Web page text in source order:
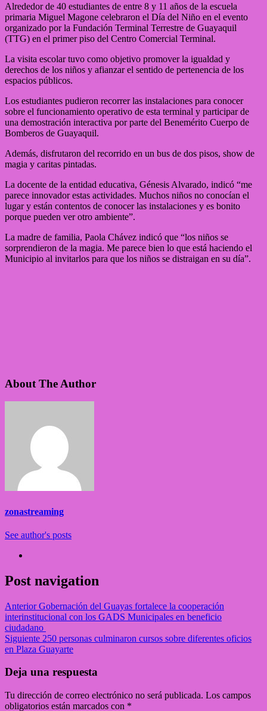
Alrededor de 40 estudiantes de entre 8 y 11 años de la escuela
primaria Miguel Magone celebraron el Día del Niño en el evento
organizado por la Fundación Terminal Terrestre de Guayaquil
(TTG) en el primer piso del Centro Comercial Terminal.
La visita escolar tuvo como objetivo promover la igualdad y
derechos de los niños y afianzar el sentido de pertenencia de los
espacios públicos.
Los estudiantes pudieron recorrer las instalaciones para conocer
sobre el funcionamiento operativo de esta terminal y participar de
una demostración interactiva por parte del Benemérito Cuerpo de
Bomberos de Guayaquil.
Además, disfrutaron del recorrido en un bus de dos pisos, show de
magia y caritas pintadas.
La docente de la entidad educativa, Génesis Alvarado, indicó “me
parece innovador estas actividades. Muchos niños no conocían el
lugar y están contentos de conocer las instalaciones y es bonito
porque pueden ver otro ambiente”.
La madre de familia, Paola Chávez indicó que “los niños se
sorprendieron de la magia. Me parece bien lo que está haciendo el
Municipio al invitarlos para que los niños se distraigan en su día”.
About The Author
zonastreaming
See author's posts
Post navigation
AnteriorGobernación del Guayas fortalece la cooperación
interinstitucional con los GADS Municipales en beneficio
ciudadano
Siguiente 250 personas culminaron cursos sobre diferentes oficios
en Plaza Guayarte
Deja una respuesta
Tu dirección de correo electrónico no será publicada. Los campos
obligatorios están marcados con *